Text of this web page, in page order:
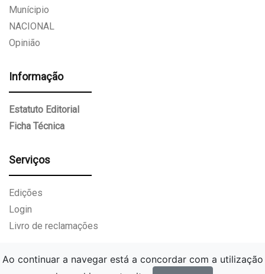
Munícipio
NACIONAL
Opinião
Informação
Estatuto Editorial
Ficha Técnica
Serviços
Edições
Login
Livro de reclamações
Ao continuar a navegar está a concordar com a utilização